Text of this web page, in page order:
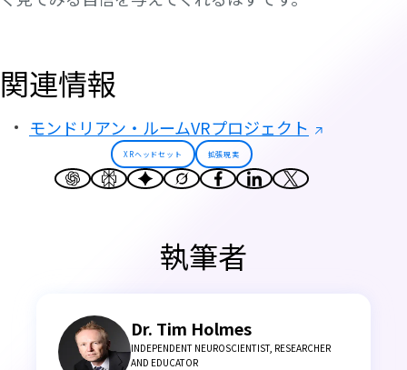
関連情報
モンドリアン・ルームVRプロジェクト
XRヘッドセット 拡張現実
執筆者
Dr. Tim Holmes
INDEPENDENT NEUROSCIENTIST, RESEARCHER
AND EDUCATOR